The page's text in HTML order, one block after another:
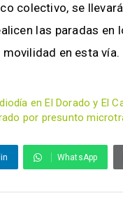
colectivo, se
las paradas
en esta vía.
en El Dorado y El
por presunto
WhatsApp